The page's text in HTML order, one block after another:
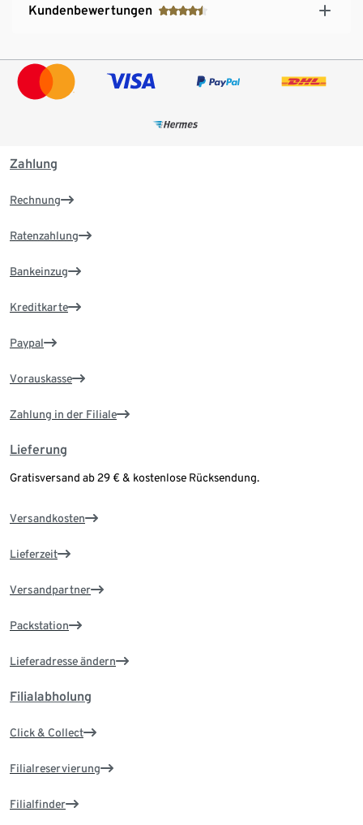
Kundenbewertungen
Zahlung
Rechnung
Ratenzahlung
Bankeinzug
Kreditkarte
Paypal
Vorauskasse
Zahlung in der Filiale
Lieferung
Gratisversand ab 29 € & kostenlose Rücksendung.
Versandkosten
Lieferzeit
Versandpartner
Packstation
Lieferadresse ändern
Filialabholung
Click & Collect
Filialreservierung
Filialfinder